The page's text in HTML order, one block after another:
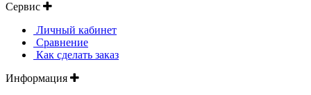
Сервис
Личный кабинет
Сравнение
Как сделать заказ
Информация